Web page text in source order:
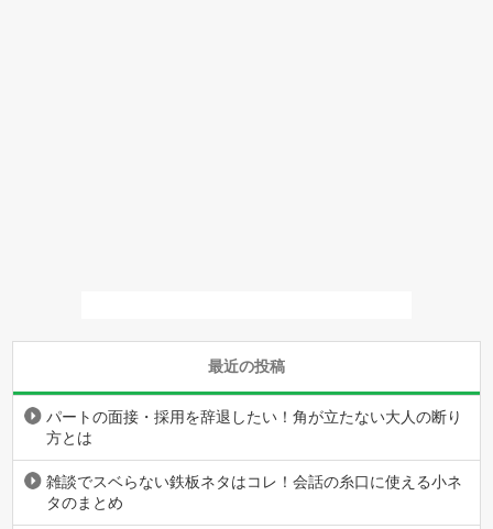
最近の投稿
パートの面接・採用を辞退したい！角が立たない大人の断り
方とは
雑談でスベらない鉄板ネタはコレ！会話の糸口に使える小ネ
タのまとめ